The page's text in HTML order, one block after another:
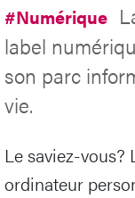
#Numérique
label
son parc
vie.
Le saviez-vous?
ordinateur